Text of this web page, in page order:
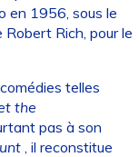
en 1956, sous le
Rich, pour le
telles
the
pas à son
, il reconstitue